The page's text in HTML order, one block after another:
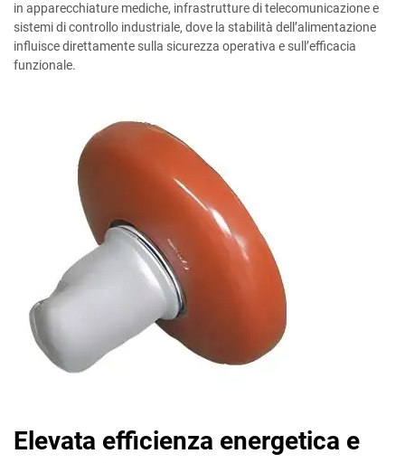
in apparecchiature mediche, infrastrutture di telecomunicazione e
sistemi di controllo industriale, dove la stabilità dell’alimentazione
influisce direttamente sulla sicurezza operativa e sull’efficacia
funzionale.
Elevata efficienza energetica e